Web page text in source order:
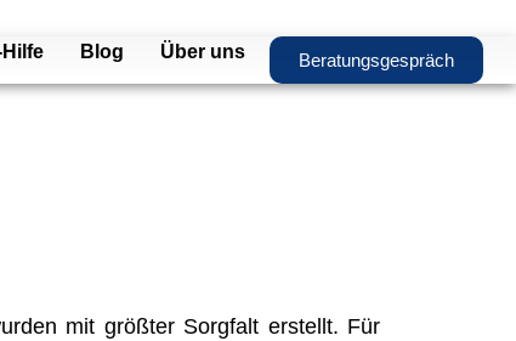
Blog Über uns Beratungsgespräch
mit größ­ter Sorg­falt erstellt. Für